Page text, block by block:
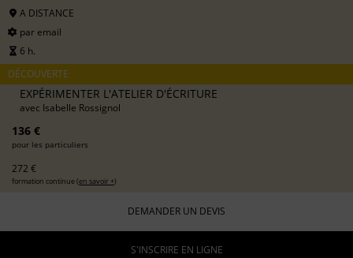
A DISTANCE
par email
6 h.
DÉCOUVERTE
EXPÉRIMENTER L'ATELIER D'ÉCRITURE
avec Isabelle Rossignol
136 €
pour les particuliers
272 €
formation continue (en savoir +)
DEMANDER UN DEVIS
S'INSCRIRE EN LIGNE